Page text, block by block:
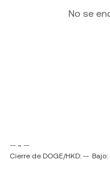
No se
-- ~ --
Cierre de DOGE/HKD: -- Bajo: